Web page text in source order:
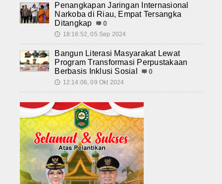
Penangkapan Jaringan Internasional
Narkoba di Riau, Empat Tersangka
Ditangkap
0
🕔 18:16:52, 05 Sep 2024
Bangun Literasi Masyarakat Lewat
Program Transformasi Perpustakaan
Berbasis Inklusi Sosial
0
🕔 12:14:06, 09 Okt 2024